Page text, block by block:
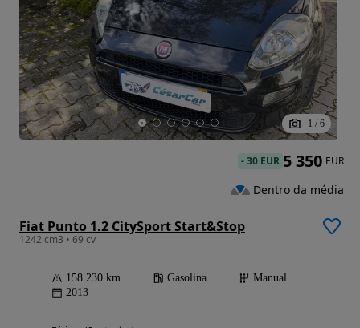
1 / 6
Fiat Punto 1.2 CitySport Start&Stop
1242 cm3 • 69 cv
158 230 km Gasolina
Manual
2013
-30 EUR 5 350 EUR
Dentro da média